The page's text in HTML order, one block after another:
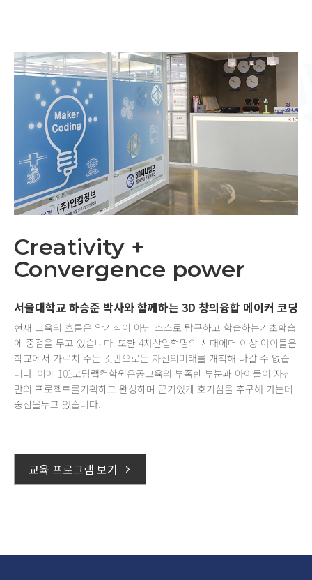
Creativity +
Convergence power
서울대학교 하승준 박사와 함께하는 3D 창의융합 메이커 코딩
현재 교육의 흐름은 암기식이 아닌 스스로 탐구하고 학습하는기초학습
에 중점을 두고 있습니다. 또한 4차산업혁명의 시대에더 이상 아이들은
학교에서 가르쳐 주는 것만으로는 자신의미래를 개척해 나갈 수 없습
니다. 이에 101코딩랩컴학원은공교육의 부족한 부분과 아이들이 자신
만의 프로젝트를기획하고 완성하며 끈기있게 호기심을 추구해 가는데
중점을두고 있습니다.
교육 프로그램 보기